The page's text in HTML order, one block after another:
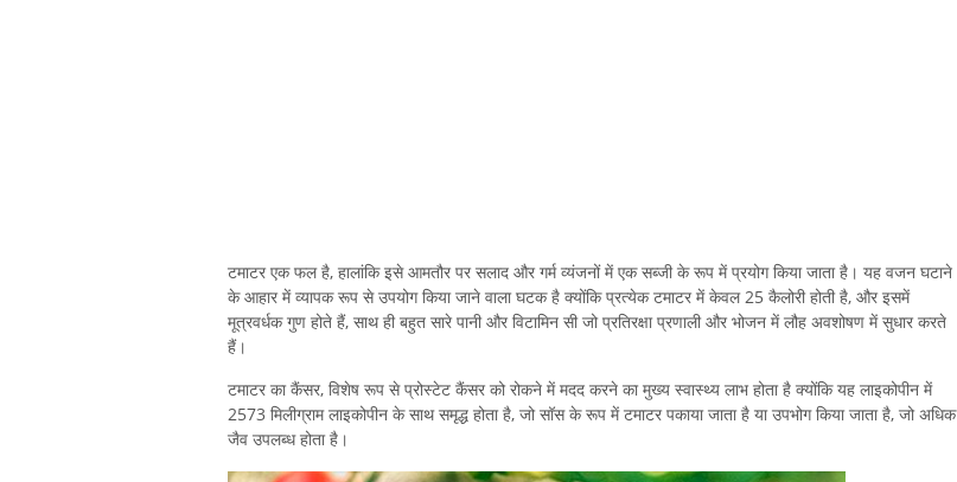
टमाटर एक फल है, हालांकि इसे आमतौर पर सलाद और गर्म व्यंजनों में एक सब्जी के रूप में प्रयोग किया जाता है। यह वजन घटाने
के आहार में व्यापक रूप से उपयोग किया जाने वाला घटक है क्योंकि प्रत्येक टमाटर में केवल 25 कैलोरी होती है, और इसमें
मूत्रवर्धक गुण होते हैं, साथ ही बहुत सारे पानी और विटामिन सी जो प्रतिरक्षा प्रणाली और भोजन में लौह अवशोषण में सुधार करते
हैं।
टमाटर का कैंसर, विशेष रूप से प्रोस्टेट कैंसर को रोकने में मदद करने का मुख्य स्वास्थ्य लाभ होता है क्योंकि यह लाइकोपीन में
2573 मिलीग्राम लाइकोपीन के साथ समृद्ध होता है, जो सॉस के रूप में टमाटर पकाया जाता है या उपभोग किया जाता है, जो अधिक
जैव उपलब्ध होता है।